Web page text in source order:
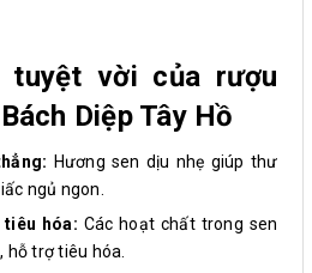
tuyệt vời của rượu
Diệp Tây Hồ
Hương sen dịu nhẹ giúp thư
ngủ ngon.
hóa: Các hoạt chất trong sen
hỗ trợ tiêu hóa.